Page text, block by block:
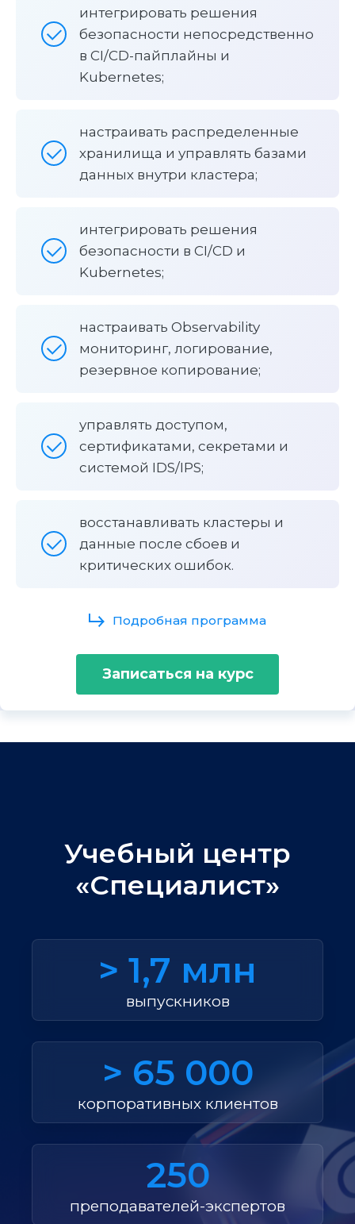
интегрировать решения
безопасности непосредственно
в CI/CD-пайплайны и
Kubernetes;
настраивать распределенные
хранилища и управлять базами
данных внутри кластера;
интегрировать решения
безопасности в CI/CD и
Kubernetes;
настраивать Observability
мониторинг, логирование,
резервное копирование;
управлять доступом,
сертификатами, секретами и
системой IDS/IPS;
восстанавливать кластеры и
данные после сбоев и
критических ошибок.
Подробная программа
Записаться на курс
Учебный центр
«Специалист»
> 1,7 млн
выпускников
> 65 000
корпоративных клиентов
250
преподавателей-экспертов